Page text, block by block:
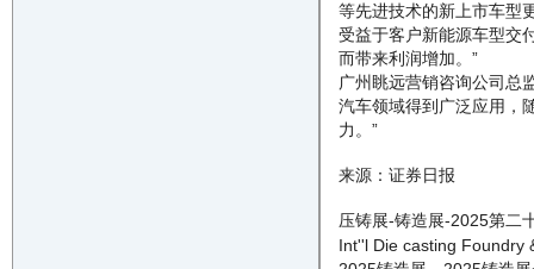
等先进技术的新上市车型
受益于客户新能源车型交
而带来利润增加。”
广州眺远营销咨询公司总
汽车领域得到广泛应用，
力。”
来源：证券日报
压铸展-铸造展-2025第二
Int''l Die casting Foundry